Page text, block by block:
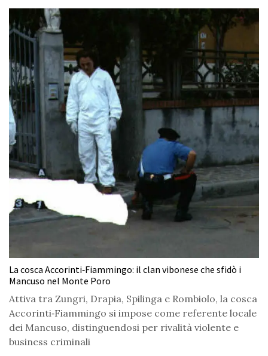
La cosca Accorinti‑Fiammingo: il clan vibonese che sfidò i
Mancuso nel Monte Poro
Attiva tra Zungri, Drapia, Spilinga e Rombiolo, la cosca
Accorinti‑Fiammingo si impose come referente locale
dei Mancuso, distinguendosi per rivalità violente e
business criminali